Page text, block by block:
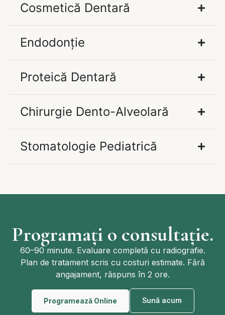
Cosmetică Dentară
Endodonție
Proteică Dentară
Chirurgie Dento-Alveolară
Stomatologie Pediatrică
Programați o consultație.
60–90 minute. Evaluare completă cu radiografie.
Plan de tratament scris cu costuri estimate. Fără
angajament, răspuns în 2 ore.
Programează Online Sună acum